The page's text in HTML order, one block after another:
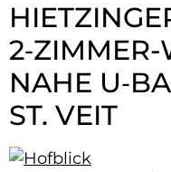
NAHE
ST. VEIT